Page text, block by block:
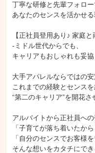
丁寧な研修と先輩フォロ
あなたのセンスを活かせ
【正社員登用あり♪ 家庭
-ミドル世代からでも、
キャリアもおしゃれも妥
大手アパレルならではの安
これまでの経験とセンス
“第二のキャリア”を開花さ
アルバイトから正社員への
「子育てが落ち着いたか
「自分のセンスでお客様
そんな想いをカタチにでき